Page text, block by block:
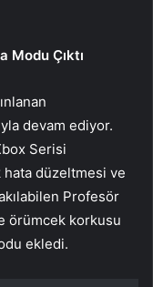
Modu Çıktı
devam ediyor.
Serisi
düzeltmesi ve
Profesör
örümcek korkusu
ekledi.